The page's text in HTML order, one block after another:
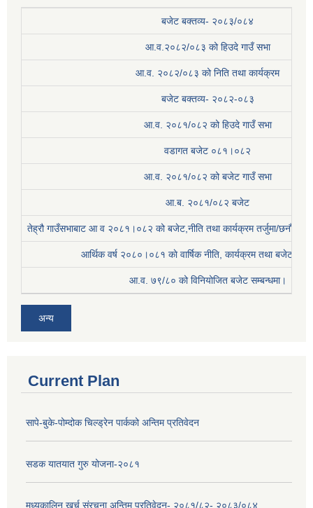
बजेट बक्तव्य- २०८३/०८४
आ.व.२०८२/०८३ को हिउदे गाउँ सभा
आ.व. २०८२/०८३ को निति तथा कार्यक्रम
बजेट बक्तव्य- २०८२-०८३
आ.व. २०८१/०८२ को हिउदे गाउँ सभा
वडागत बजेट ०८१।०८२
आ.व. २०८१/०८२ को बजेट गाउँ सभा
आ.ब. २०८१/०८२ बजेट
तेह्रौ गाउँसभाबाट आ व २०८१।०८२ को बजेट,नीति तथा कार्यक्रम तर्जुमा/छनौट
आर्थिक वर्ष २०८०।०८१ काे वार्षिक नीति, कार्यक्रम तथा बजेट
आ.व. ७९/८० को विनियोजित बजेट सम्बन्धमा।
अन्य
Current Plan
सापे-बुके-पोम्दोक चिल्ड्रेन पार्कको अन्तिम प्रतिवेदन
सडक यातयात गुरु योजना-२०८१
मध्यकालिन खर्च संरचना अन्तिम प्रतिवेदन- २०८१/८२- २०८३/०८४